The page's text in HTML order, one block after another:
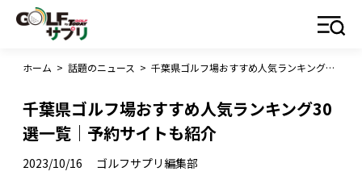
ホーム > 話題のニュース > 千葉県ゴルフ場おすすめ人気ランキング30選一覧｜予約サイトも紹介
千葉県ゴルフ場おすすめ人気ランキング30
選一覧｜予約サイトも紹介
2023/10/16 ゴルフサプリ編集部